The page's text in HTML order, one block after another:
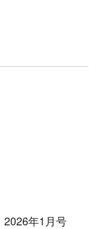
2026年1 月号